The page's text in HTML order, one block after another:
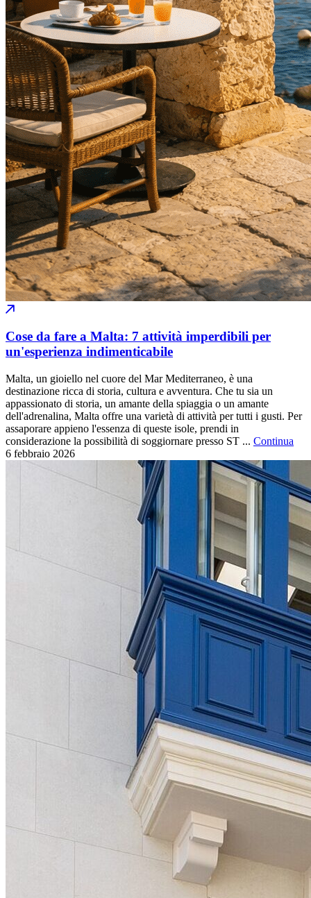
Cose da fare a Malta: 7 attività imperdibili per
un'esperienza indimenticabile
Malta, un gioiello nel cuore del Mar Mediterraneo, è una
destinazione ricca di storia, cultura e avventura. Che tu sia un
appassionato di storia, un amante della spiaggia o un amante
dell'adrenalina, Malta offre una varietà di attività per tutti i gusti. Per
assaporare appieno l'essenza di queste isole, prendi in
considerazione la possibilità di soggiornare presso ST ... Continua
6 febbraio 2026